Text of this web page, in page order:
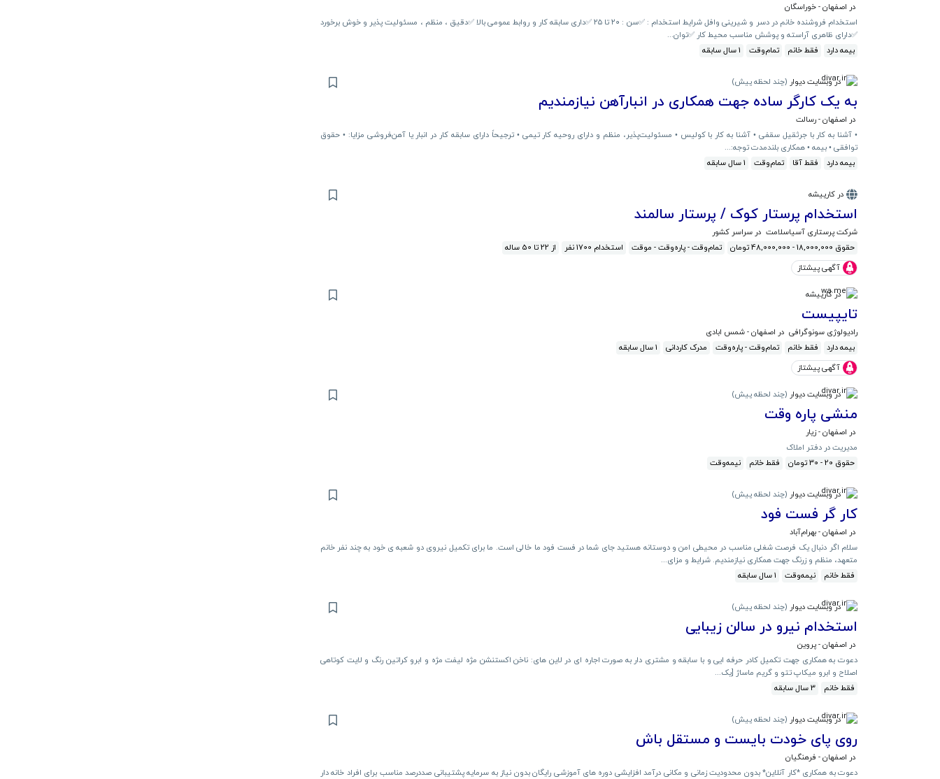
در اصفهان - خوراسگان
استخدام فروشنده خانم در دسر و شیرینی وافل شرایط استخدام : ✅️سن : ۲۰ تا ۲۵ ✅️داری سابقه کار و روابط عمومی بالا ✅️دقیق ، منظم ، مسئولیت پذیر و خوش برخورد
✅️دارای ظاهری آراسته و پوشش مناسب محیط کار ✅️توان...
بیمه دارد
فقط خانم تمام‌وقت 1 سال سابقه
در وبسایت دیوار (چند لحظه پیش)
به یک کارگر ساده جهت همکاری در انبارآهن نیازمندیم
در اصفهان - رسالت
• آشنا به کار با جرثقیل سقفی • آشنا به کار با کولیس • مسئولیت‌پذیر، منظم و دارای روحیه کار تیمی • ترجیحاً دارای سابقه کار در انبار یا آهن‌فروشی مزایا: • حقوق
توافقی • بیمه • همکاری بلندمدت توجه:...
بیمه دارد
فقط آقا تمام‌وقت 1 سال سابقه
در کارپیشه
استخدام پرستار کوک / پرستار سالمند
شرکت پرستاری آسیاسلامت در سراسر کشور
حقوق 18,000,000 - 48,000,000 تومان
تمام‌وقت - پاره‌وقت - موقت استخدام 1700 نفر
از 22 تا 50 ساله
آگهی پیشتاز
در کارپیشه
تایپیست
رادیولوژی سونوگرافی در اصفهان - شمس ابادی
بیمه دارد
فقط خانم تمام‌وقت - پاره‌وقت مدرک کاردانی
1 سال سابقه
آگهی پیشتاز
در وبسایت دیوار (چند لحظه پیش)
منشی پاره وقت
در اصفهان - زیار
مدیریت در دفتر املاک
حقوق 20 - 30 تومان
فقط خانم نیمه‌وقت
در وبسایت دیوار (چند لحظه پیش)
کار گر فست فود
در اصفهان - بهرام‌آباد
سلام اگر دنبال یک فرصت شغلی مناسب در محیطی امن و دوستانه هستید جای شما در فست فود ما خالی است. ما برای تکمیل نیروی دو شعبه ی خود به چند نفر خانم
متعهد، منظم و زرنگ جهت همکاری نیازمندیم. شرایط و مزای...
فقط خانم
نیمه‌وقت 1 سال سابقه
در وبسایت دیوار (چند لحظه پیش)
استخدام نیرو در سالن زیبایی
در اصفهان - پروین
دعوت به همکاری جهت تکمیل کادر حرفه ایی و با سابقه و مشتری دار به صورت اجاره ای در لاین های: ناخن اکستنشن مژه لیفت مژه و ابرو کراتین رنگ و لایت کوتاهی
اصلاح و ابرو میکاپ تتو و گریم ماساژ [یک...
فقط خانم
3 سال سابقه
در وبسایت دیوار (چند لحظه پیش)
روی پای خودت بایست و مستقل باش
در اصفهان - فرهنگیان
دعوت به همکاری *کار آنلاین* بدون محدودیت زمانی و مکانی درآمد افزایشی دوره های آموزشی رایگان بدون نیاز به سرمایه پشتیبانی صددرصد مناسب برای افراد خانه دار